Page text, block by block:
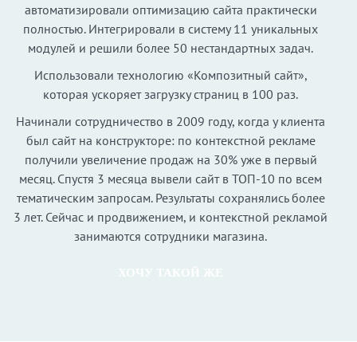
автоматизировали оптимизацию сайта практически
полностью. Интегрировали в систему 11 уникальных
модулей и решили более 50 нестандартных задач.
Использовали технологию «Композитный сайт»,
которая ускоряет загрузку страниц в 100 раз.
Начинали сотрудничество в 2009 году, когда у клиента
был сайт на конструкторе: по контекстной рекламе
получили увеличение продаж на 30% уже в первый
месяц. Спустя 3 месяца вывели сайт в ТОП-10 по всем
тематическим запросам. Результаты сохранялись более
3 лет. Сейчас и продвижением, и контекстной рекламой
занимаются сотрудники магазина.